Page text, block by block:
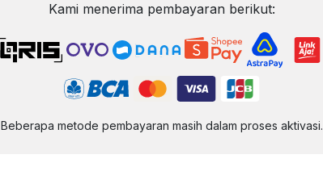
Kami menerima pembayaran berikut:
Beberapa metode pembayaran masih dalam proses aktivasi.